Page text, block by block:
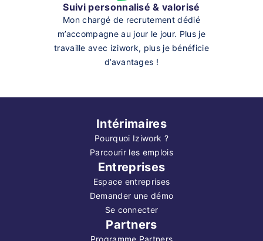
Suivi personnalisé & valorisé
Mon chargé de recrutement dédié
m’accompagne au jour le jour. Plus je
travaille avec iziwork, plus je bénéficie
d’avantages !
Intérimaires
Pourquoi Iziwork ?
Parcourir les emplois
Entreprises
Espace entreprises
Demander une démo
Se connecter
Partners
Programme Partners